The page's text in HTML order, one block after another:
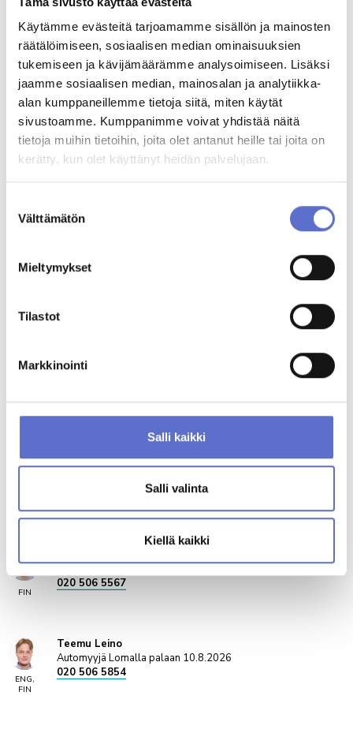
Käytämme evästeitä tarjoamamme sisällön ja mainosten
räätälöimiseen, sosiaalisen median ominaisuuksien
tukemiseen ja kävijämäärämme analysoimiseen. Lisäksi
jaamme sosiaalisen median, mainosalan ja analytiikka-
alan kumppaneillemme tietoja siitä, miten käytät
sivustoamme. Kumppanimme voivat yhdistää näitä
tietoja muihin tietoihin, joita olet antanut heille tai joita on
kerätty, kun olet käyttänyt heidän palvelujaan.
valinta
Välttämätön
Mieltymykset
Tilastot
Markkinointi
Salli kaikki
Salli valinta
Kiellä kaikki
ENG,
FIN
Jarkko Nurmela
Automyyjä
020 506 5814
Niko Vanhanen
020 506 5687
Tiia Harinen
Automyyjä
FIN
Jere Turunen
Automyyjä
Jaakko Timonen
Automyyjä
FIN
Automyyjä
020 506 5567
ENG,
FIN
Teemu Leino
Automyyjä Lomalla palaan 10.8.2026
020 506 5854